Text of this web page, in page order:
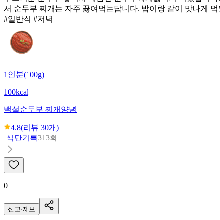
서 순두부 찌개는 자주 끓여먹는답니다. 밥이랑 같이 맛나게 먹
#일반식 #저녁
1인분(100g)
100kcal
백설순두부 찌개양념
4.8(리뷰 30개)
·식단기록313회
0
신고·제보